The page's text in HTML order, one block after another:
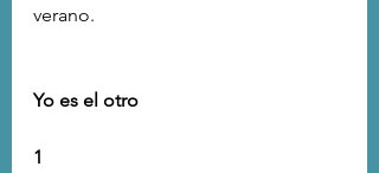
verano.
Yo es el otro
1